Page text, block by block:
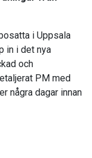
i Uppsala
in i det nya
och
PM med
några dagar innan